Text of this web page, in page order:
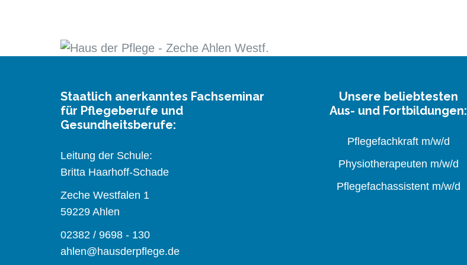
Staatlich anerkanntes Fachseminar
für Pflegeberufe und
Gesundheitsberufe:
Leitung der Schule:
Britta Haarhoff-Schade
Zeche Westfalen 1
59229 Ahlen
02382 / 9698 - 130
ahlen@hausderpflege.de
Unsere beliebtesten
Aus- und Fortbildungen:
Pflegefachkraft m/w/d
Physiotherapeuten m/w/d
Pflegefachassistent m/w/d